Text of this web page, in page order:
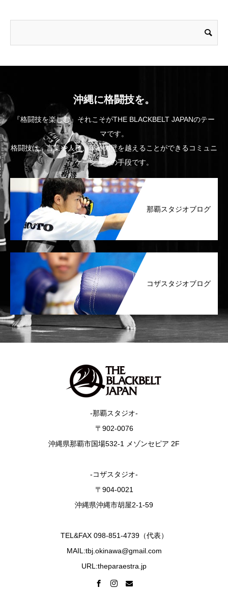
沖縄に格闘技を。
『格闘技を楽しむ』それこそがTHE BLACKBELT JAPANのテー
マです。
格闘技は、言葉や人種、年齢の壁を越えることができるコミュニ
ケーションの手段です。
那覇スタジオブログ
コザスタジオブログ
-那覇スタジオ-
〒902-0076
沖縄県那覇市国場532-1 メゾンセピア 2F
-コザスタジオ-
〒904-0021
沖縄県沖縄市胡屋2-1-59
TEL&FAX 098-851-4739（代表）
MAIL:tbj.okinawa@gmail.com
URL:theparaestra.jp